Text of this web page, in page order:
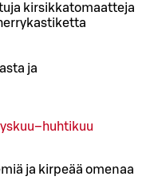
kirsikkatomaatteja
ja
ja kirpeää omenaa